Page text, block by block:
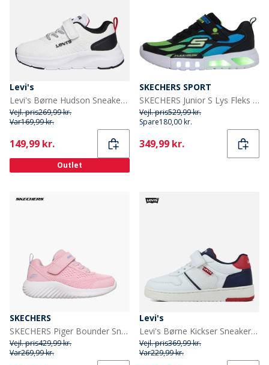
Levi's
Levi's Børne Hudson Sneakers Hvid/Sort/Rød 0239 White Black Red 0239
Vejl. pris269,99 kr.
Var169,99 kr.
Current
149,99 kr.
Outlet
SKECHERS SPORT
SKECHERS Junior S Lys Fleks Glød - Dezlo Træningssko Blå/Sort/Lime
Vejl. pris529,99 kr.
Spare180,00 kr.
Current
349,99 kr.
SKECHERS
SKECHERS Piger Bounder Sneakers Pink
Vejl. pris429,99 kr.
Var269,99 kr.
Levi's
Levi's Børne Kickser Sneakers Off White Navy 3130
Vejl. pris369,99 kr.
Var229,99 kr.